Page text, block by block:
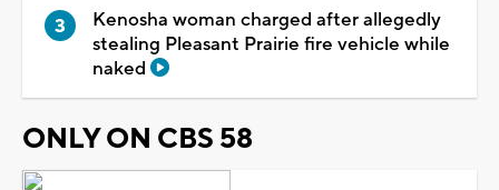
Kenosha woman charged after allegedly
stealing Pleasant Prairie fire vehicle while
naked
ONLY ON CBS 58